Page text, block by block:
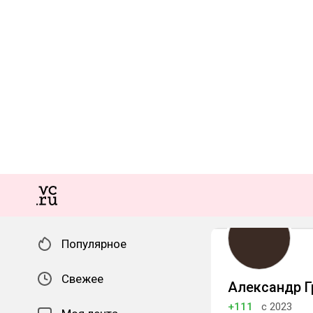
Популярное
Свежее Александр
+111
с 2023